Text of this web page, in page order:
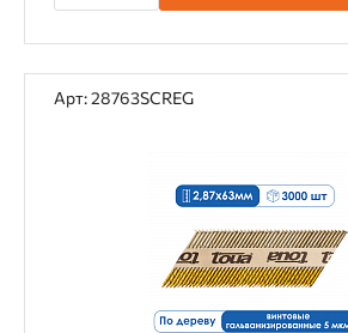
Арт: 28763SCREG